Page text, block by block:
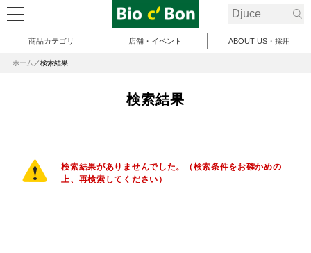
商品カテゴリ 店舗・イベント ABOUT US・採用
ホーム 検索結果
検索結果
検索結果がありませんでした。（検索条件をお確かめの
上、再検索してください）